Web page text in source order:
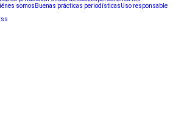
somos Buenas prácticas periodísticasUso responsable